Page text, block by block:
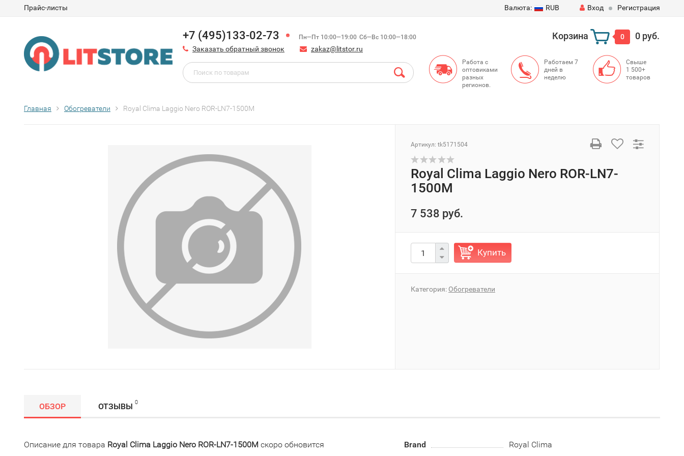
Прайс-листы Валюта: RUB Вход Регистрация
+7 (495)133-02-73 Пн—Пт 10:00—19:00 Сб—Вс 10:00—18:00
Заказать обратный звонок zakaz@litstor.ru
Корзина 0 0 руб.
Работа с
оптовиками
разных
регионов.
Работаем 7
дней в
неделю
Свыше
1 500+
товаров
Главная Обогреватели Royal Clima Laggio Nero ROR-LN7-1500M
Артикул: tk5171504
Royal Clima Laggio Nero ROR-LN7-
1500M
7 538 руб.
Купить
Категория: Обогреватели
ОБЗОР ОТЗЫВЫ 0
Описание для товара Royal Clima Laggio Nero ROR-LN7-1500M скоро обновится Brand Royal Clima